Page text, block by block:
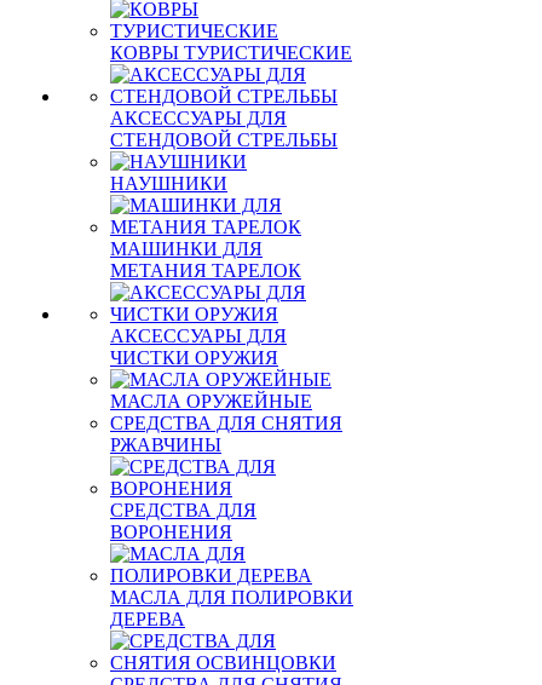
КОВРЫ ТУРИСТИЧЕСКИЕ
АКСЕССУАРЫ ДЛЯ
СТЕНДОВОЙ СТРЕЛЬБЫ
НАУШНИКИ
МАШИНКИ ДЛЯ
МЕТАНИЯ ТАРЕЛОК
АКСЕССУАРЫ ДЛЯ
ЧИСТКИ ОРУЖИЯ
МАСЛА ОРУЖЕЙНЫЕ
СРЕДСТВА ДЛЯ СНЯТИЯ
РЖАВЧИНЫ
СРЕДСТВА ДЛЯ
ВОРОНЕНИЯ
МАСЛА ДЛЯ ПОЛИРОВКИ
ДЕРЕВА